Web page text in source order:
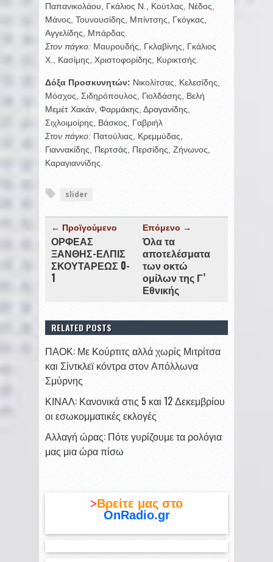
Παπανικολάου, Γκάλιος Ν., Κούτλας, Νέδος,
Μάνος, Τουνουσίδης, Μπίντσης, Γκόγκας,
Αγγελίδης, Μπάρδας.
Στον πάγκο: Μαυρουδής, Γκλαβίνης, Γκάλιος
Χ., Κασίμης, Χριστοφορίδης, Κυρικτσής.
Δόξα Προσκυνητών: Νικολίτσας, Κελεσίδης,
Μόσχος, Σιδηρόπουλος, Γιολδάσης, Βελή
Μεμέτ Χακάν, Φαρμάκης, Δραγανίδης,
Σιχλοιμοίρης, Βάσκος, Γαβριήλ
Στον πάγκο: Πατούλιας, Κρεμμύδας,
Γιαννακίδης, Περτσάς, Περσίδης, Ζήνωνος,
Καραγιαννίδης.
slider
← Προϊγούμενο
ΟΡΦΕΑΣ
ΞΑΝΘΗΣ-ΕΛΠΙΣ
ΣΚΟΥΤΑΡΕΩΣ 0-
1
Επόμενο →
Όλα τα
αποτελέσματα
των οκτώ
ομίλων της Γ’
Εθνικής
RELATED POSTS
ΠΑΟΚ: Με Κούρτιτς αλλά χωρίς Μιτρίτσα
και Σίντκλεϊ κόντρα στον Απόλλωνα
Σμύρνης
ΚΙΝΑΛ: Κανονικά στις 5 και 12 Δεκεμβρίου
οι εσωκομματικές εκλογές
Αλλαγή ώρας: Πότε γυρίζουμε τα ρολόγια
μας μια ώρα πίσω
>Βρείτε μας στο
OnRadio.gr